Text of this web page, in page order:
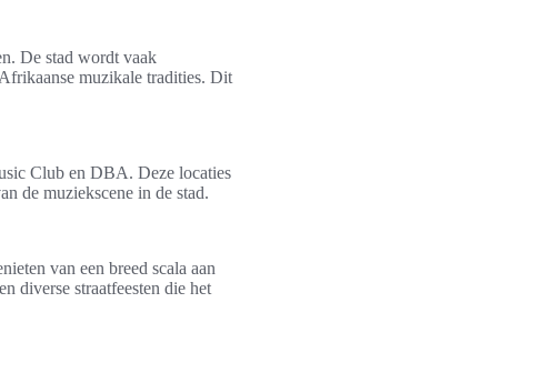
De stad wordt vaak
muzikale tradities. Dit
Club en DBA. Deze locaties
de muziekscene in de stad.
van een breed scala aan
diverse straatfeesten die het